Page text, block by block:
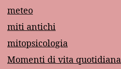
meteo
miti antichi
mitopsicologia
Momenti di vita quotidiana